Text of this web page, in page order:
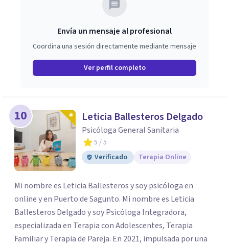
Envía un mensaje al profesional
Coordina una sesión directamente mediante mensaje
Ver perfil completo
10 Leticia Ballesteros Delgado
Psicóloga General Sanitaria
5 / 5
Verificado
Terapia Online
Mi nombre es Leticia Ballesteros y soy psicóloga en
online y en Puerto de Sagunto. Mi nombre es Leticia
Ballesteros Delgado y soy Psicóloga Integradora,
especializada en Terapia con Adolescentes, Terapia
Familiar y Terapia de Pareja. En 2021, impulsada por una